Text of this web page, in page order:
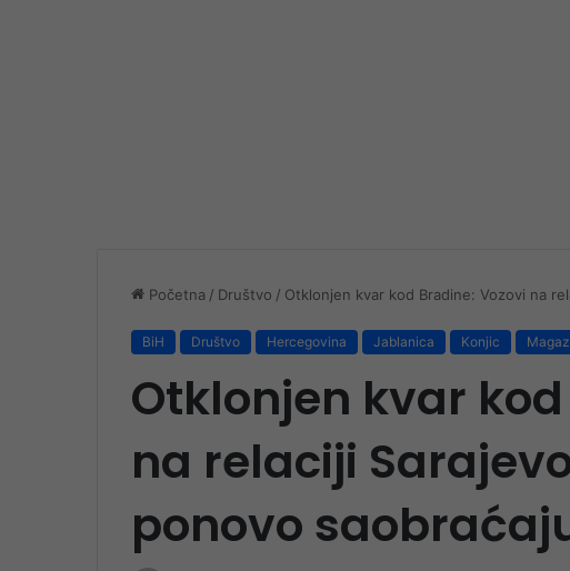
Početna / Društvo / Otklonjen kvar kod Bradine: Vozovi na
BiH Društvo Hercegovina Jablanica Konjic
Otklonjen kvar
na relaciji
ponovo